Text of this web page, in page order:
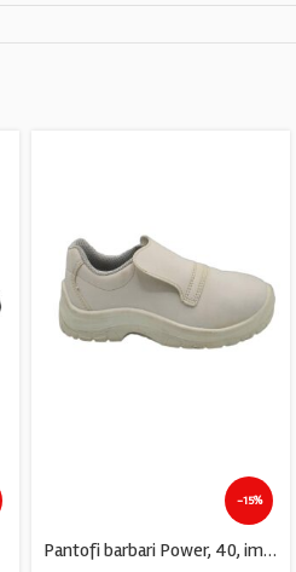
-15%
Pantofi barbari Power, 40, imitatie de piele, alb